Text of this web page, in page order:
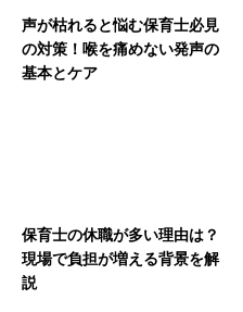
声が枯れると悩む保育士必見
の対策！喉を痛めない発声の
基本とケア
保育士の休職が多い理由は？
現場で負担が増える背景を解
説